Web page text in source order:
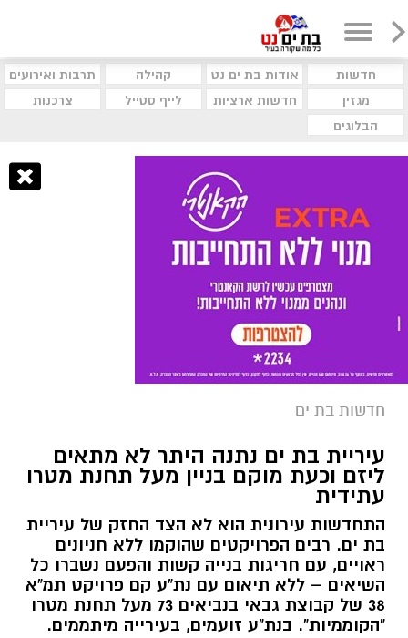
חדשות אודות בת ים נט קהילה
תרבות ואירועים
מגזין
חדשות ארציות לייף סטייל
צרכנות
הבלוגים
חדשות בת ים
עיריית בת ים נתנה היתר לא מתאים
ליזם וכעת מוקם בניין מעל תחנת מטרו
עתידית
התחדשות עירונית הוא לא הצד החזק של עיריית
בת ים. רבים הפרויקטים שהוקמו ללא חניונים
ראויים, עם חריגות בנייה קשות והפעם נשברו כל
השיאים – ללא תיאום עם נת"ע קם פרויקט תמ"א
38 של קבוצת גבאי בנביאים 73 מעל תחנת מטרו
"הקוממיות". בנת"ע זועמים, בעירייה מיתממים.